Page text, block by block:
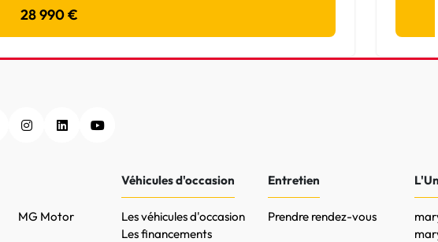
28 990 €
MG Motor
Véhicules d'occasion
Les véhicules d'occasion
Les financements
Entretien
Prendre rendez-vous